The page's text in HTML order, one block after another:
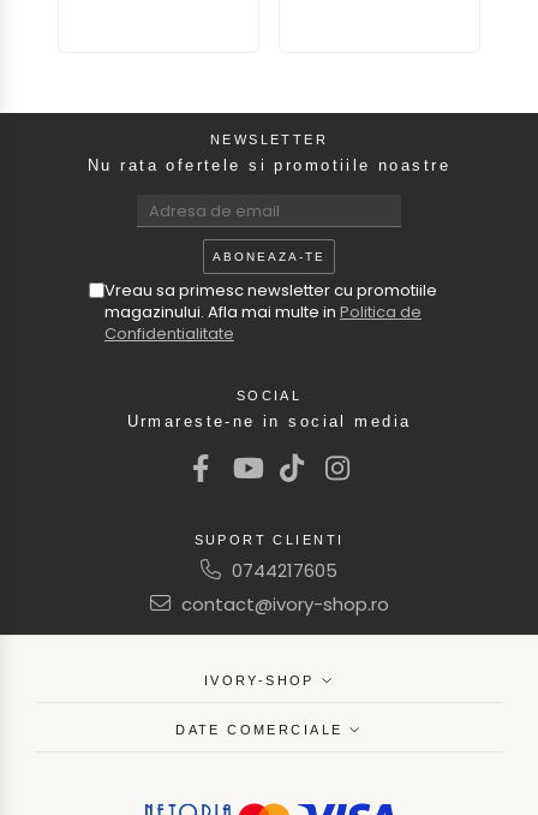
NEWSLETTER
Nu rata ofertele si promotiile noastre
Vreau sa primesc newsletter cu promotiile
magazinului. Afla mai multe in Politica de
Confidentialitate
SOCIAL
Urmareste-ne in social media
SUPORT CLIENTI
0744217605
contact@ivory-shop.ro
IVORY-SHOP
DATE COMERCIALE